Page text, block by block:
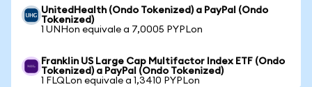
UnitedHealth (Ondo Tokenized) a PayPal (Ondo
Tokenized)
1 UNHon equivale a 7,0005 PYPLon
Franklin US Large Cap Multifactor Index ETF (Ondo
Tokenized) a PayPal (Ondo Tokenized)
1 FLQLon equivale a 1,3410 PYPLon